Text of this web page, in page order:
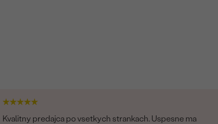
Kvalitny predajca po vsetkych strankach. Uspesne ma